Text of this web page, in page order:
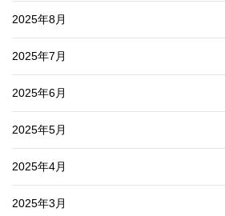
2025年8月
2025年7月
2025年6月
2025年5月
2025年4月
2025年3月